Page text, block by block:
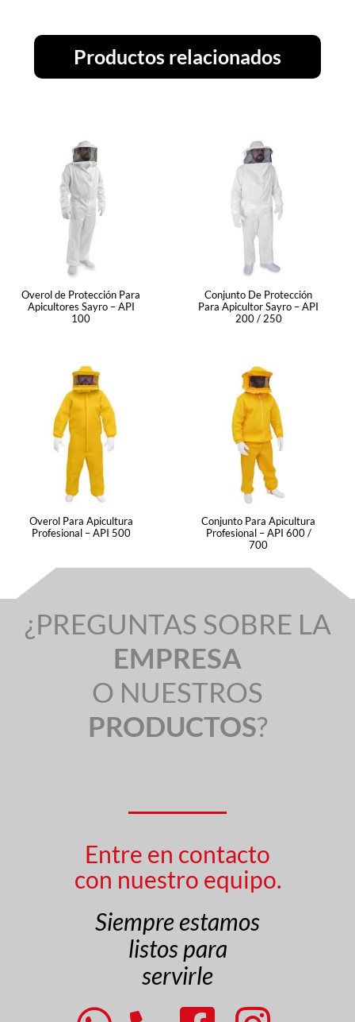
Productos relacionados
Overol de Protección Para
Apicultores Sayro – API
100
Conjunto De Protección
Para Apicultor Sayro – API
200 / 250
Overol Para Apicultura
Profesional – API 500
Conjunto Para Apicultura
Profesional – API 600 /
700
¿PREGUNTAS SOBRE LA
EMPRESA
O NUESTROS
PRODUCTOS?
Entre en contacto
con nuestro equipo.
Siempre estamos
listos para
servirle